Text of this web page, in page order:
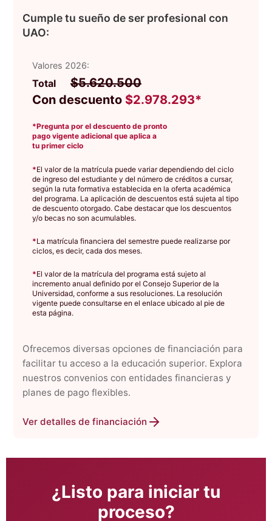
Cumple tu sueño de ser profesional con
UAO:
Valores 2026:
Total $5.620.500
Con descuento $2.978.293*
*Pregunta por el descuento de pronto
pago vigente adicional que aplica a
tu primer ciclo
*El valor de la matrícula puede variar dependiendo del ciclo
de ingreso del estudiante y del número de créditos a cursar,
según la ruta formativa establecida en la oferta académica
del programa. La aplicación de descuentos está sujeta al tipo
de descuento otorgado. Cabe destacar que los descuentos
y/o becas no son acumulables.
*La matrícula financiera del semestre puede realizarse por
ciclos, es decir, cada dos meses.
*El valor de la matrícula del programa está sujeto al
incremento anual definido por el Consejo Superior de la
Universidad, conforme a sus resoluciones. La resolución
vigente puede consultarse en el enlace ubicado al pie de
esta página.
Ofrecemos diversas opciones de financiación para
facilitar tu acceso a la educación superior. Explora
nuestros convenios con entidades financieras y
planes de pago flexibles.
Ver detalles de financiación
¿Listo para iniciar tu
proceso?